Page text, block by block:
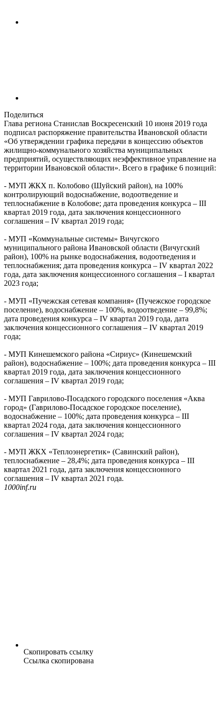
Поделиться
Глава региона Станислав Воскресенский 10 июня 2019 года
подписал распоряжение правительства Ивановской области
«Об утверждении графика передачи в концессию объектов
жилищно-коммунального хозяйства муниципальных
предприятий, осуществляющих неэффективное управление на
территории Ивановской области». Всего в графике 6 позиций:
- МУП ЖКХ п. Колобово (Шуйский район), на 100%
контролирующий водоснабжение, водоотведение и
теплоснабжение в Колобове; дата проведения конкурса – III
квартал 2019 года, дата заключения концессионного
соглашения – IV квартал 2019 года;
- МУП «Коммунальные системы» Вичугского
муниципального района Ивановской области (Вичугский
район), 100% на рынке водоснабжения, водоотведения и
теплоснабжения; дата проведения конкурса – IV квартал 2022
года, дата заключения концессионного соглашения – I квартал
2023 года;
- МУП «Пучежская сетевая компания» (Пучежское городское
поселение), водоснабжение – 100%, водоотведение – 99,8%;
дата проведения конкурса – IV квартал 2019 года, дата
заключения концессионного соглашения – IV квартал 2019
года;
- МУП Кинешемского района «Сириус» (Кинешемский
район), водоснабжение – 100%; дата проведения конкурса – III
квартал 2019 года, дата заключения концессионного
соглашения – IV квартал 2019 года;
- МУП Гаврилово-Посадского городского поселения «Аква
город» (Гаврилово-Посадское городское поселение),
водоснабжение – 100%; дата проведения конкурса – III
квартал 2024 года, дата заключения концессионного
соглашения – IV квартал 2024 года;
- МУП ЖКХ «Теплоэнергетик» (Савинский район),
теплоснабжение – 28,4%; дата проведения конкурса – III
квартал 2021 года, дата заключения концессионного
соглашения – IV квартал 2021 года.
1000inf.ru
Скопировать ссылку
Ссылка скопирована